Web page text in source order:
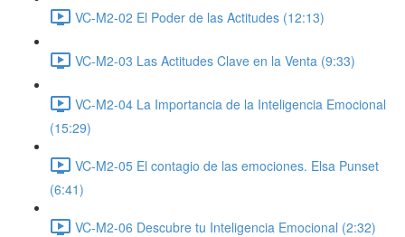
VC-M2-02 El Poder de las Actitudes (12:13)
VC-M2-03 Las Actitudes Clave en la Venta (9:33)
VC-M2-04 La Importancia de la Inteligencia Emocional
(15:29)
VC-M2-05 El contagio de las emociones. Elsa Punset
(6:41)
VC-M2-06 Descubre tu Inteligencia Emocional (2:32)